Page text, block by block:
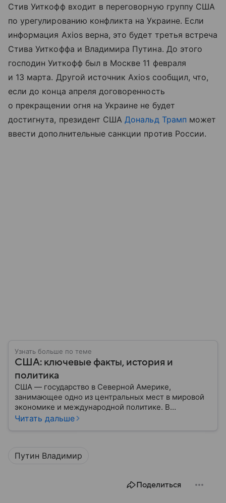
Стив Уиткофф входит в переговорную группу США
по урегулированию конфликта на Украине. Если
информация Axios верна, это будет третья встреча
Стива Уиткоффа и Владимира Путина. До этого
господин Уиткофф был в Москве 11 февраля
и 13 марта. Другой источник Axios сообщил, что,
если до конца апреля договоренность
о прекращении огня на Украине не будет
достигнута, президент США Дональд Трамп может
ввести дополнительные санкции против России.
Узнать больше по теме
США: ключевые факты, история и
политика
США — государство в Северной Америке,
занимающее одно из центральных мест в мировой
экономике и международной политике. В
материале — основные сведения об этой стране.
Читать дальше
Путин Владимир
Поделиться